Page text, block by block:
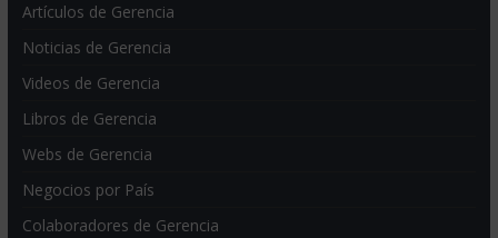
Artículos de Gerencia
Noticias de Gerencia
Videos de Gerencia
Libros de Gerencia
Webs de Gerencia
Negocios por País
Colaboradores de Gerencia